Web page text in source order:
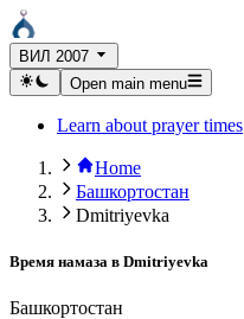
ВИЛ 2007
Open main menu
Learn about prayer times
Home
Башкортостан
Dmitriyevka
Время намаза в Dmitriyevka
Башкортостан